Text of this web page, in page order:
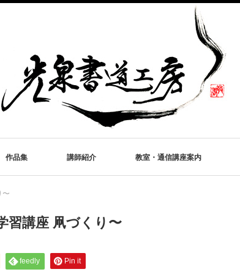
作品集 講師紹介 教室・通信講座案内
〜
習講座 凧づくり〜
feedly Pin it